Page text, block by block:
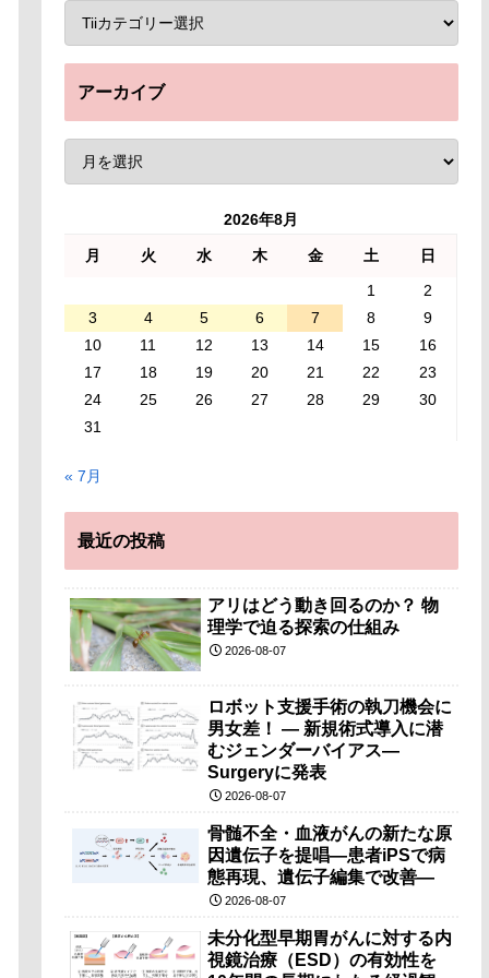
アーカイブ
2026年8月
月 火 水 木 金 土
日
1
2
3
4 5 6 7 8
9
10
11 12 13 14 15
16
17
18 19 20 21 22
23
24
25 26 27 28 29
30
31
« 7月
最近の投稿
アリはどう動き回るのか？ 物
理学で迫る探索の仕組み
2026-08-07
ロボット支援手術の執刀機会に
男女差！ — 新規術式導入に潜
むジェンダーバイアス—
Surgeryに発表
2026-08-07
骨髄不全・血液がんの新たな原
因遺伝子を提唱―患者iPSで病
態再現、遺伝子編集で改善―
2026-08-07
未分化型早期胃がんに対する内
視鏡治療（ESD）の有効性を